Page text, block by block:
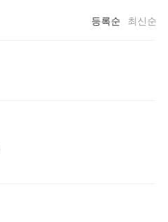
등록순 최신순